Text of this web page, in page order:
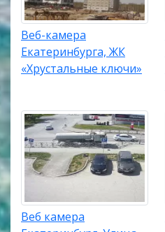
Веб-камера
Екатеринбурга, ЖК
«Хрустальные ключи»
Веб камера